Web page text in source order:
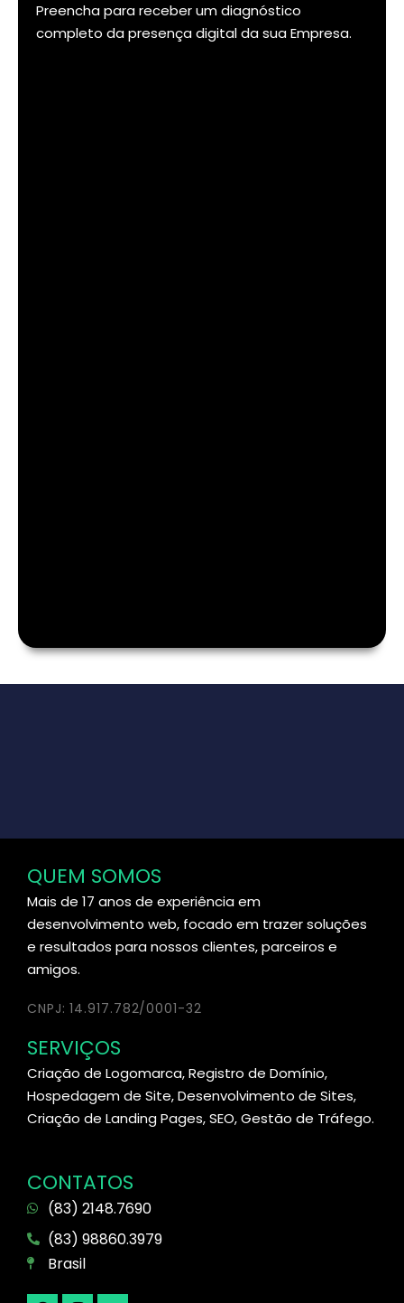
Preencha para receber um diagnóstico
completo da presença digital da sua Empresa.
QUEM SOMOS
Mais de 17 anos de experiência em
desenvolvimento web, focado em trazer soluções
e resultados para nossos clientes, parceiros e
amigos.
CNPJ: 14.917.782/0001-32
SERVIÇOS
Criação de Logomarca, Registro de Domínio,
Hospedagem de Site, Desenvolvimento de Sites,
Criação de Landing Pages, SEO, Gestão de Tráfego.
CONTATOS
(83) 2148.7690
(83) 98860.3979
Brasil